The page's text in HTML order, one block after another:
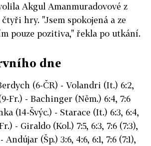
Akgul Amanmuradovové z
hry. "Jsem spokojená a ze
pouze pozitiva," řekla po utkání.
dne
(6-ČR) - Volandri (It.) 6:2,
Fr.) - Bachinger (Něm.) 6:4, 7:6
(14-Švýc.) - Starace (It.) 6:3, 6:4,
- Giraldo (Kol.) 7:5, 6:3, 7:6 (7:3),
(Šp.) 3:6, 4:6, 6:1, 7:6 (7:1),